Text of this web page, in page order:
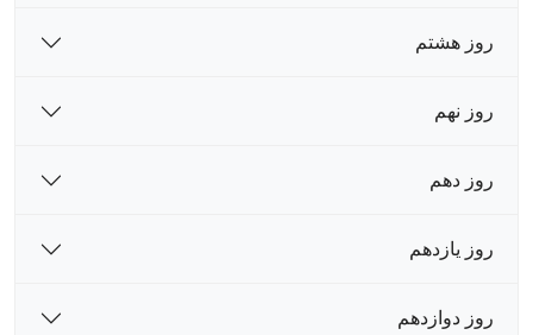
روز هشتم
روز نهم
روز دهم
روز یازدهم
روز دوازدهم